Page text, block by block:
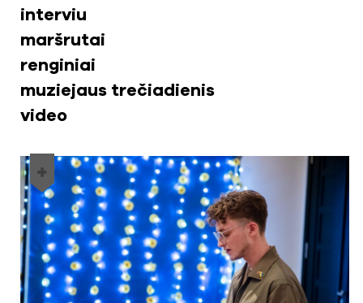
interviu
maršrutai
renginiai
muziejaus trečiadienis
video